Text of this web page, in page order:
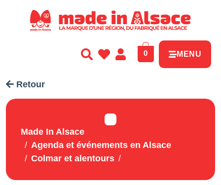
0 MENU
Retour
Made In Alsace
Agenda et événements en Alsace
Colmar et alentours